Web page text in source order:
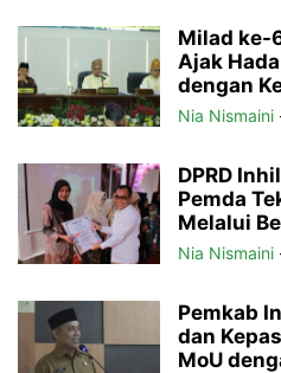
Milad ke-
Ajak
dengan
Nia Nismaini
DPRD
Pemda
Melalui
Nia Nismaini
Pemkab
dan
MoU